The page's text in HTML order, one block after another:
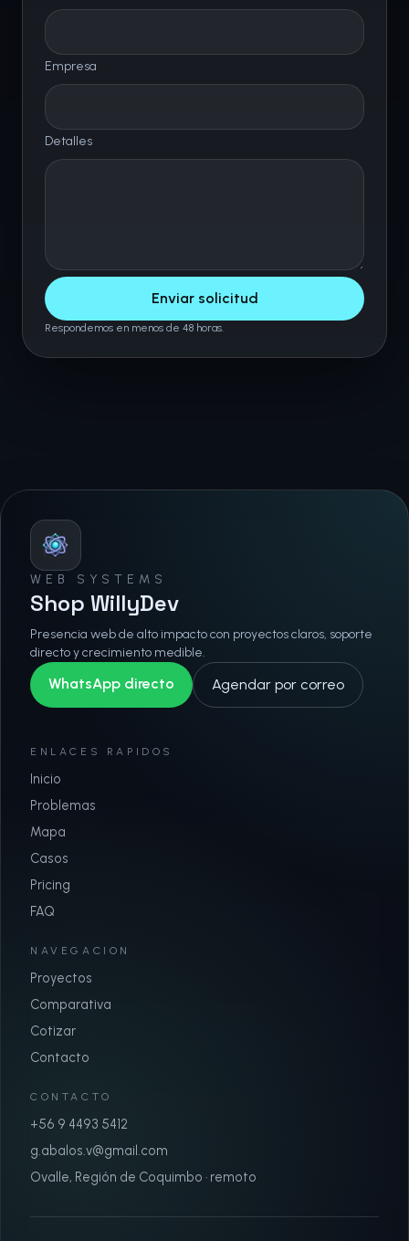
Empresa
Detalles
Enviar solicitud
Respondemos en menos de 48 horas.
WEB SYSTEMS
Shop WillyDev
Presencia web de alto impacto con proyectos claros, soporte
directo y crecimiento medible.
WhatsApp directo Agendar por correo
ENLACES RAPIDOS
Inicio
Problemas
Mapa
Casos
Pricing
FAQ
NAVEGACION
Proyectos
Comparativa
Cotizar
Contacto
CONTACTO
+56 9 4493 5412
g.abalos.v@gmail.com
Ovalle, Región de Coquimbo · remoto